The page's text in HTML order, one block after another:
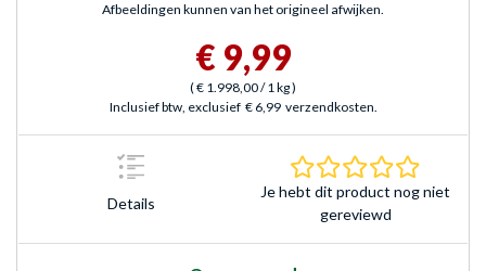
Afbeeldingen kunnen van het origineel afwijken.
€ 9,99
(€ 1.998,00/ 1 kg)
Inclusief btw, exclusief € 6,99 verzendkosten.
Details
Je hebt dit product nog niet
gereviewd